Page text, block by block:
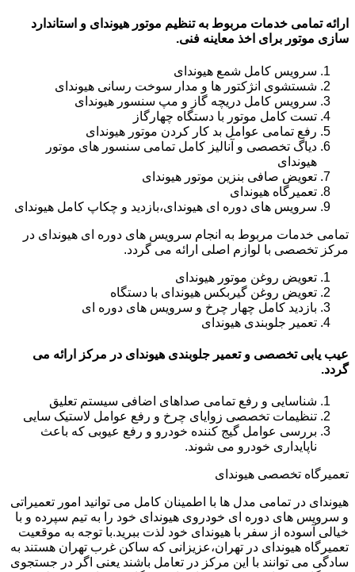
ارائه تمامی خدمات مربوط به تنظیم موتور هیوندای و استاندارد
سازی موتور برای اخذ معاینه فنی.
سرویس کامل شمع هیوندای
شستشوی انژکتور ها و مدار سوخت رسانی هیوندای
سرویس کامل دریچه گاز و مپ سنسور هیوندای
تست کامل موتور با دستگاه چهارگاز
رفع تمامی عوامل بد کار کردن موتور هیوندای
دیاگ تخصصی و آنالیز کامل تمامی سنسور های موتور
هیوندای
تعویض صافی بنزین موتور هیوندای
تعمیرگاه هیوندای
سرویس های دوره ای هیوندای،بازدید و چکاپ کامل هیوندای
تمامی خدمات مربوط به انجام سرویس های دوره ای هیوندای در
مرکز تخصصی با لوازم اصلی ارائه می گردد.
تعویض روغن موتور هیوندای
تعویض روغن گیربکس هیوندای با دستگاه
بازدید کامل چهار چرخ و سرویس های دوره ای
تعمیر جلوبندی هیوندای
عیب یابی تخصصی و تعمیر جلوبندی هیوندای در مرکز ارائه می
گردد.
شناسایی و رفع تمامی صداهای اضافی سیستم تعلیق
تنظیمات تخصصی زوایای چرخ و رفع عوامل لاستیک سایی
بررسی عوامل گیج کننده خودرو و رفع عیوبی که باعث
ناپایداری خودرو می شوند.
تعمیرگاه تخصصی هیوندای
هیوندای در تمامی مدل ها با اطمینان کامل می توانید امور تعمیراتی
و سرویس های دوره ای خودروی هیوندای خود را به تیم سپرده و با
خیالی آسوده از سفر با هیوندای خود لذت ببرید.با توجه به موقعیت
تعمیرگاه هیوندای در تهران،عزیزانی که ساکن غرب تهران هستند به
سادگی می توانند با این مرکز در تعامل باشند یعنی اگر در جستجوی